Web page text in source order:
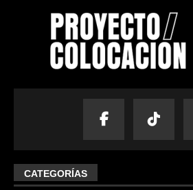
CATEGORÍAS